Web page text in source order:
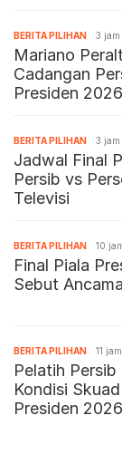
BERITA PILIHAN 3
Mariano
Cadangan
Presiden 2026
BERITA PILIHAN 3
Jadwal Final
Persib vs
Televisi
BERITA PILIHAN 10
Final Piala
Sebut
BERITA PILIHAN 11
Pelatih
Kondisi
Presiden 2026